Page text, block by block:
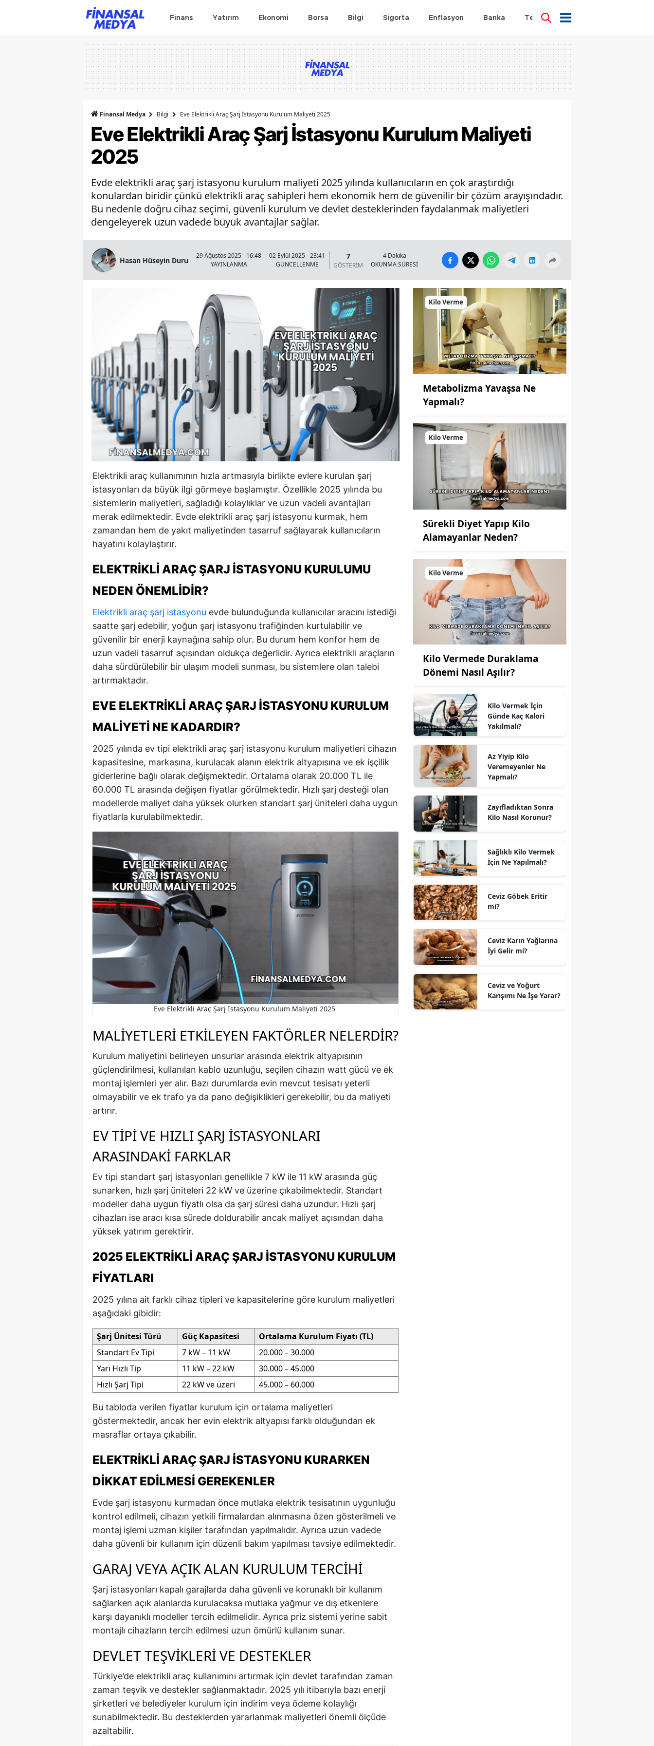
Finans Yatırım Ekonomi Borsa Bilgi Sigorta Enflasyon Banka Teknoloji
Finansal Medya Bilgi Eve Elektrikli Araç Şarj İstasyonu Kurulum Maliyeti 2025
Eve Elektrikli Araç Şarj İstasyonu Kurulum Maliyeti
2025
Evde elektrikli araç şarj istasyonu kurulum maliyeti 2025 yılında kullanıcıların en çok araştırdığı
konulardan biridir çünkü elektrikli araç sahipleri hem ekonomik hem de güvenilir bir çözüm arayışındadır.
Bu nedenle doğru cihaz seçimi, güvenli kurulum ve devlet desteklerinden faydalanmak maliyetleri
dengeleyerek uzun vadede büyük avantajlar sağlar.
Hasan Hüseyin Duru
29 Ağustos 2025 - 16:48
YAYINLANMA
02 Eylül 2025 - 23:41
GÜNCELLENME
7
GÖSTERİM
4 Dakika
OKUNMA SÜRESİ
Elektrikli araç kullanımının hızla artmasıyla birlikte evlere kurulan şarj
istasyonları da büyük ilgi görmeye başlamıştır. Özellikle 2025 yılında bu
sistemlerin maliyetleri, sağladığı kolaylıklar ve uzun vadeli avantajları
merak edilmektedir. Evde elektrikli araç şarj istasyonu kurmak, hem
zamandan hem de yakıt maliyetinden tasarruf sağlayarak kullanıcıların
hayatını kolaylaştırır.
ELEKTRIKLI ARAÇ ŞARJ İSTASYONU KURULUMU
NEDEN ÖNEMLIDIR?
Elektrikli araç şarj istasyonu evde bulunduğunda kullanıcılar aracını istediği
saatte şarj edebilir, yoğun şarj istasyonu trafiğinden kurtulabilir ve
güvenilir bir enerji kaynağına sahip olur. Bu durum hem konfor hem de
uzun vadeli tasarruf açısından oldukça değerlidir. Ayrıca elektrikli araçların
daha sürdürülebilir bir ulaşım modeli sunması, bu sistemlere olan talebi
artırmaktadır.
EVE ELEKTRIKLI ARAÇ ŞARJ İSTASYONU KURULUM
MALIYETI NE KADARDIR?
2025 yılında ev tipi elektrikli araç şarj istasyonu kurulum maliyetleri cihazın
kapasitesine, markasına, kurulacak alanın elektrik altyapısına ve ek işçilik
giderlerine bağlı olarak değişmektedir. Ortalama olarak 20.000 TL ile
60.000 TL arasında değişen fiyatlar görülmektedir. Hızlı şarj desteği olan
modellerde maliyet daha yüksek olurken standart şarj üniteleri daha uygun
fiyatlarla kurulabilmektedir.
Eve Elektrikli Araç Şarj İstasyonu Kurulum Maliyeti 2025
MALIYETLERI ETKILEYEN FAKTÖRLER NELERDIR?
Kurulum maliyetini belirleyen unsurlar arasında elektrik altyapısının
güçlendirilmesi, kullanılan kablo uzunluğu, seçilen cihazın watt gücü ve ek
montaj işlemleri yer alır. Bazı durumlarda evin mevcut tesisatı yeterli
olmayabilir ve ek trafo ya da pano değişiklikleri gerekebilir, bu da maliyeti
artırır.
EV TIPI VE HIZLI ŞARJ İSTASYONLARI
ARASINDAKI FARKLAR
Ev tipi standart şarj istasyonları genellikle 7 kW ile 11 kW arasında güç
sunarken, hızlı şarj üniteleri 22 kW ve üzerine çıkabilmektedir. Standart
modeller daha uygun fiyatlı olsa da şarj süresi daha uzundur. Hızlı şarj
cihazları ise aracı kısa sürede doldurabilir ancak maliyet açısından daha
yüksek yatırım gerektirir.
2025 ELEKTRIKLI ARAÇ ŞARJ İSTASYONU KURULUM
FIYATLARI
2025 yılına ait farklı cihaz tipleri ve kapasitelerine göre kurulum maliyetleri
aşağıdaki gibidir:
Şarj Ünitesi Türü Güç Kapasitesi
Ortalama Kurulum Fiyatı (TL)
Standart Ev Tipi
7 kW – 11 kW
20.000 – 30.000
Yarı Hızlı Tip
11 kW – 22 kW
30.000 – 45.000
Hızlı Şarj Tipi
22 kW ve üzeri 45.000 – 60.000
Bu tabloda verilen fiyatlar kurulum için ortalama maliyetleri
göstermektedir, ancak her evin elektrik altyapısı farklı olduğundan ek
masraflar ortaya çıkabilir.
ELEKTRIKLI ARAÇ ŞARJ İSTASYONU KURARKEN
DIKKAT EDILMESI GEREKENLER
Evde şarj istasyonu kurmadan önce mutlaka elektrik tesisatının uygunluğu
kontrol edilmeli, cihazın yetkili firmalardan alınmasına özen gösterilmeli ve
montaj işlemi uzman kişiler tarafından yapılmalıdır. Ayrıca uzun vadede
daha güvenli bir kullanım için düzenli bakım yapılması tavsiye edilmektedir.
GARAJ VEYA AÇIK ALAN KURULUM TERCIHI
Şarj istasyonları kapalı garajlarda daha güvenli ve korunaklı bir kullanım
sağlarken açık alanlarda kurulacaksa mutlaka yağmur ve dış etkenlere
karşı dayanıklı modeller tercih edilmelidir. Ayrıca priz sistemi yerine sabit
montajlı cihazların tercih edilmesi uzun ömürlü kullanım sunar.
DEVLET TEŞVIKLERI VE DESTEKLER
Türkiye’de elektrikli araç kullanımını artırmak için devlet tarafından zaman
zaman teşvik ve destekler sağlanmaktadır. 2025 yılı itibarıyla bazı enerji
şirketleri ve belediyeler kurulum için indirim veya ödeme kolaylığı
sunabilmektedir. Bu desteklerden yararlanmak maliyetleri önemli ölçüde
azaltabilir.
Kilo Verme
Metabolizma Yavaşsa Ne
Yapmalı?
Kilo Verme
Sürekli Diyet Yapıp Kilo
Alamayanlar Neden?
Kilo Verme
Kilo Vermede Duraklama
Dönemi Nasıl Aşılır?
Kilo Vermek İçin
Günde Kaç Kalori
Yakılmalı?
Az Yiyip Kilo
Veremeyenler Ne
Yapmalı?
Zayıfladıktan Sonra
Kilo Nasıl Korunur?
Sağlıklı Kilo Vermek
İçin Ne Yapılmalı?
Ceviz Göbek Eritir
mi?
Ceviz Karın Yağlarına
İyi Gelir mi?
Ceviz ve Yoğurt
Karışımı Ne İşe Yarar?